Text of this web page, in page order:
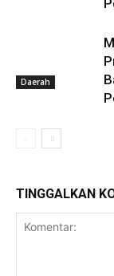
Daerah
TINGGALKAN